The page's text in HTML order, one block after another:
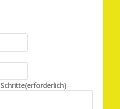
(erforderlich)